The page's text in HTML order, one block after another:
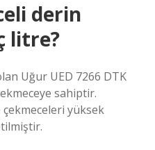
derin
litre?
Uğur UED 7266 DTK
sahiptir.
yüksek